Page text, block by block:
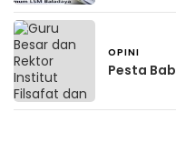
OPINI
Pesta